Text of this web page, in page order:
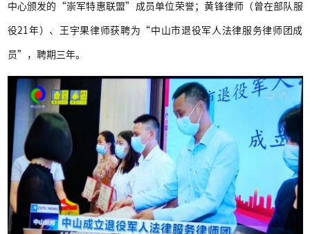
中心颁发的“崇军特惠联盟”成员单位荣誉；黄锋律师（曾在部队服
役21年）、王宇果律师获聘为“中山市退役军人法律服务律师团成
员”，聘期三年。